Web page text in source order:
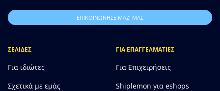
ΕΠΙΚΟΙΝΩΝΗΣΕ ΜΑΖΙ ΜΑΣ
ΣΕΛΙΔΕΣ
Για ιδιώτες
Σχετικά με εμάς
ΓΙΑ ΕΠΑΓΓΕΛΜΑΤΙΕΣ
Για Επιχειρήσεις
Shiplemon για eshops